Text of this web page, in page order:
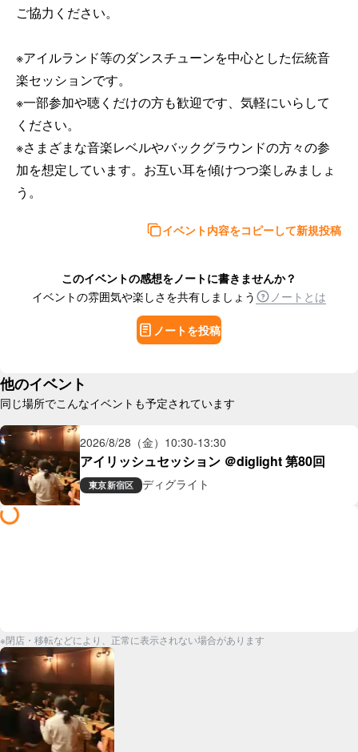
ご協力ください。
※アイルランド等のダンスチューンを中心とした伝統音
楽セッションです。
※一部参加や聴くだけの方も歓迎です、気軽にいらして
ください。
※さまざまな音楽レベルやバックグラウンドの方々の参
加を想定しています。お互い耳を傾けつつ楽しみましょ
う。
イベント内容をコピーして新規投稿
このイベントの感想をノートに書きませんか？
イベントの雰囲気や楽しさを共有しましょう
ノートとは
ノートを投稿
他のイベント
同じ場所でこんなイベントも予定されています
2026/8/28（金） 10:30-13:30
アイリッシュセッション ＠diglight 第80回
東京新宿区 ディグライト
※閉店・移転などにより、正常に表示されない場合があります